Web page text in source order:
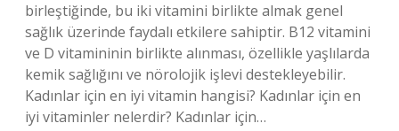
birleştiğinde, bu iki vitamini birlikte almak genel
sağlık üzerinde faydalı etkilere sahiptir. B12 vitamini
ve D vitamininin birlikte alınması, özellikle yaşlılarda
kemik sağlığını ve nörolojik işlevi destekleyebilir.
Kadınlar için en iyi vitamin hangisi? Kadınlar için en
iyi vitaminler nelerdir? Kadınlar için…